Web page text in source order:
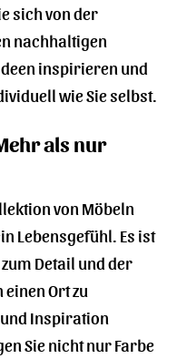
sich von der
nachhaltigen
inspirieren und
wie Sie selbst.
als nur
von Möbeln
Lebensgefühl. Es ist
Detail und der
Ort zu
Inspiration
Sie nicht nur Farbe